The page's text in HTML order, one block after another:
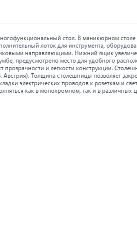
стол. В маникюрном столе
лоток для инструмента,
направляющими. Нижний ящик
предусмотрено место для удобного
прозрачности и легкости конструкции.
Толщина столешницы позволяет
электрических проводов к розеткам и
как в монохромном, так и в различных